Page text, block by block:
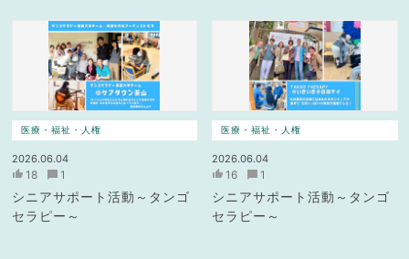
医療・福祉・人権
2026.06.04
18 1
シニアサポート活動～タンゴ
セラピー～
医療・福祉・人権
2026.06.04
16 1
シニアサポート活動～タンゴ
セラピー～